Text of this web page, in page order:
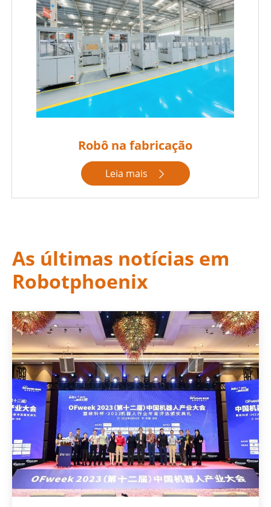
Robô na fabricação
Leia mais 
As últimas notícias em
Robotphoenix